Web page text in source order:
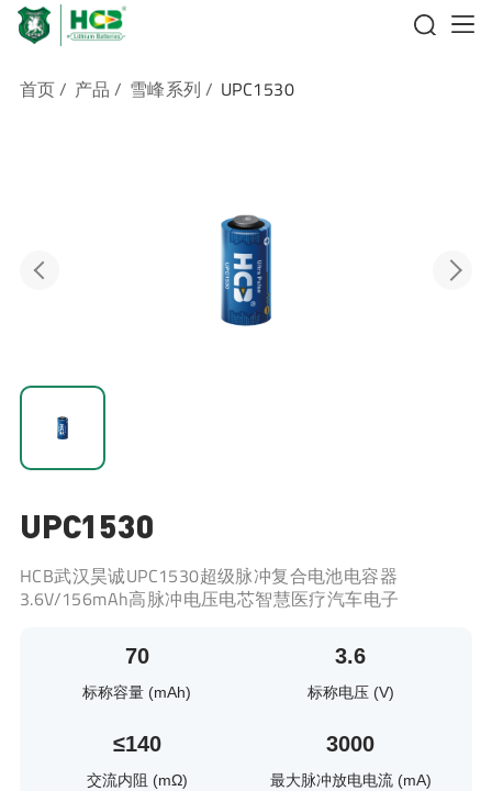
首页/ 产品 / 雪峰系列 / UPC1530
UPC1530
HCB武汉昊诚UPC1530超级脉冲复合电池电容器
3.6V/156mAh高脉冲电压电芯智慧医疗汽车电子
70
标称容量 (mAh)
3.6
标称电压 (V)
≤140
交流内阻 (mΩ)
3000
最大脉冲放电电流 (mA)